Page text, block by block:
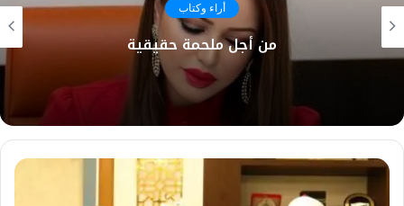
أراء وكتاب
من أجل ملحمة حقيقية